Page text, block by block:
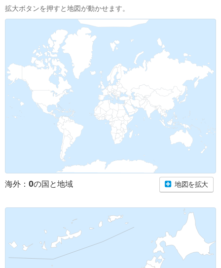
拡大ボタンを押すと地図が動かせます。
海外： 0の国と地域 地図を拡大